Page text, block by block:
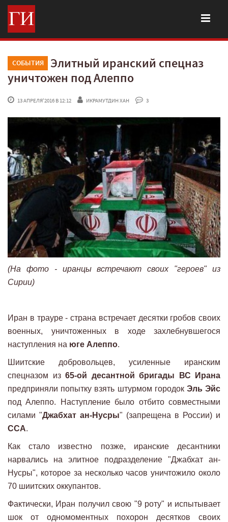
СОБЫТИЯ
Элитный иранский спецназ
уничтожен под Алеппо
13 АПРЕЛЯ'2016 В 12:12 ИКРАМУТДИН ХАН 3
(На фото - иранцы встречают своих "героев" из
Сирии)
Иран в трауре - страна встречает десятки гробов своих
военных, уничтоженных в ходе захлебнувшегося
наступления на юге Алеппо.
Шиитские добровольцев, усиленные иранским
спецназом из 65-ой десантной бригады ВС Ирана
предприняли попытку взять штурмом городок Эль Эйс
под Алеппо. Наступление было отбито совместными
силами "Джабхат ан-Нусры" (запрещена в России) и
ССА.
Как стало известно позже, иранские десантники
нарвались на элитное подразделение "Джабхат ан-
Нусры", которое за несколько часов уничтожило около
70 шиитских оккупантов.
Фактически, Иран получил свою "9 роту" и испытывает
шок от одномоментных похорон десятков своих